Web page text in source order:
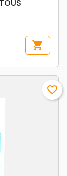
shopping_cart
favorite_border